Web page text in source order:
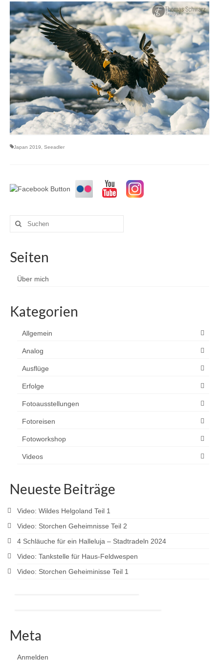
Japan 2019 Seeadler
Suchen
nach:
Seiten
Über mich
Kategorien
Allgemein
Analog
Ausflüge
Erfolge
Fotoausstellungen
Fotoreisen
Fotoworkshop
Videos
Neueste Beiträge
Video: Wildes Helgoland Teil 1
Video: Storchen Geheimnisse Teil 2
4 Schläuche für ein Halleluja – Stadtradeln 2024
Video: Tankstelle für Haus-Feldwespen
Video: Storchen Geheiminisse Teil 1
Meta
Anmelden